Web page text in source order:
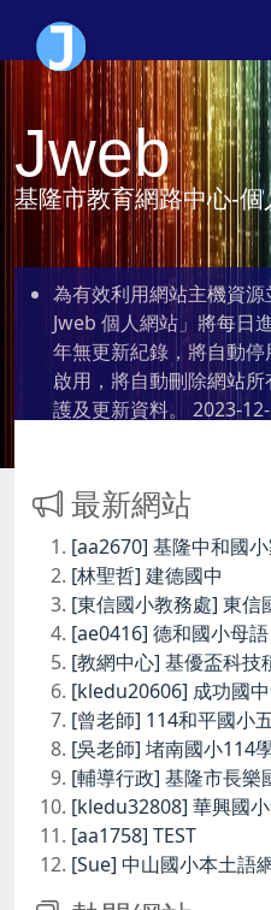
Jweb
基隆市教育網路中心-個
為有效利用網站主機資
Jweb 個人網站」將每日
年無更新紀錄，將自動
啟用，將自動刪除網站
護及更新資料。 2023-
最新網站
[aa2670] 基隆中和國
[林聖哲] 建德國中
[東信國小教務處] 東信
[ae0416] 德和國小母語
[教網中心] 基優盃科技
[kledu20606] 成功國
[曾老師] 114和平國小
[吳老師] 堵南國小114
[輔導行政] 基隆市長樂
[kledu32808] 華興國
[aa1758] TEST
[Sue] 中山國小本土語